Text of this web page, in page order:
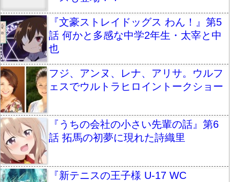
『文豪ストレイドッグス わん！』第5
話 何かと多感な中学2年生・太宰と中
也
フジ、アンヌ、レナ、アリサ。ウルフ
ェスでウルトラヒロイントークショー
『うちの会社の小さい先輩の話』第6
話 拓馬の初夢に現れた詩織里
『新テニスの王子様 U-17 WC